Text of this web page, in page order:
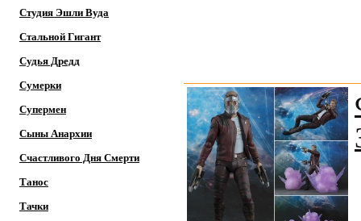
Студия Эшли Вуда
Стальной Гигант
Судья Дредд
Сумерки
Супермен
Сыны Анархии
Счастливого Дня Смерти
Танос
Тачки